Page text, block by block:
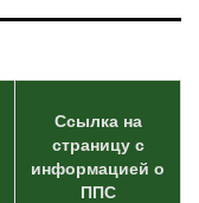
Ссылка на
страницу с
информацией о
ППС